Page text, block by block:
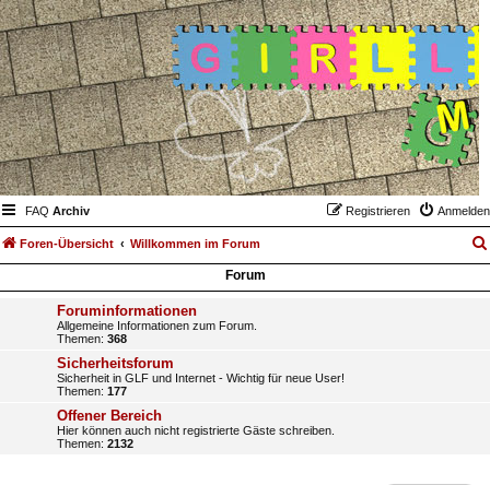
FAQ Archiv Anmelden
Registrieren
Foren-Übersicht Willkommen im Forum
Forum
Foruminformationen
Allgemeine Informationen zum Forum.
Themen: 368
Sicherheitsforum
Sicherheit in GLF und Internet - Wichtig für neue User!
Themen: 177
Offener Bereich
Hier können auch nicht registrierte Gäste schreiben.
Themen: 2132